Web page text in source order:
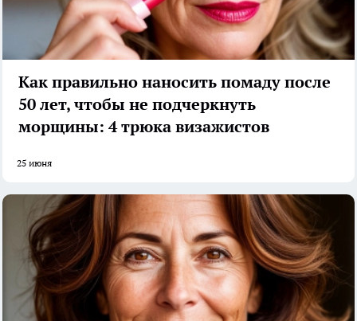
Как правильно наносить помаду после
50 лет, чтобы не подчеркнуть
морщины: 4 трюка визажистов
25 июня